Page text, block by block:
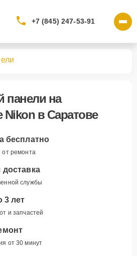
+7 (845) 247-53-91
панели на
Nikon в Саратове
бесплатно
от ремонта
доставка
службы
3 лет
и запчастей
от 30 минут